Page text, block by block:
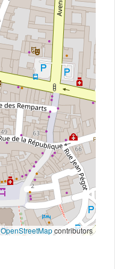
OpenStreetMapcontributors